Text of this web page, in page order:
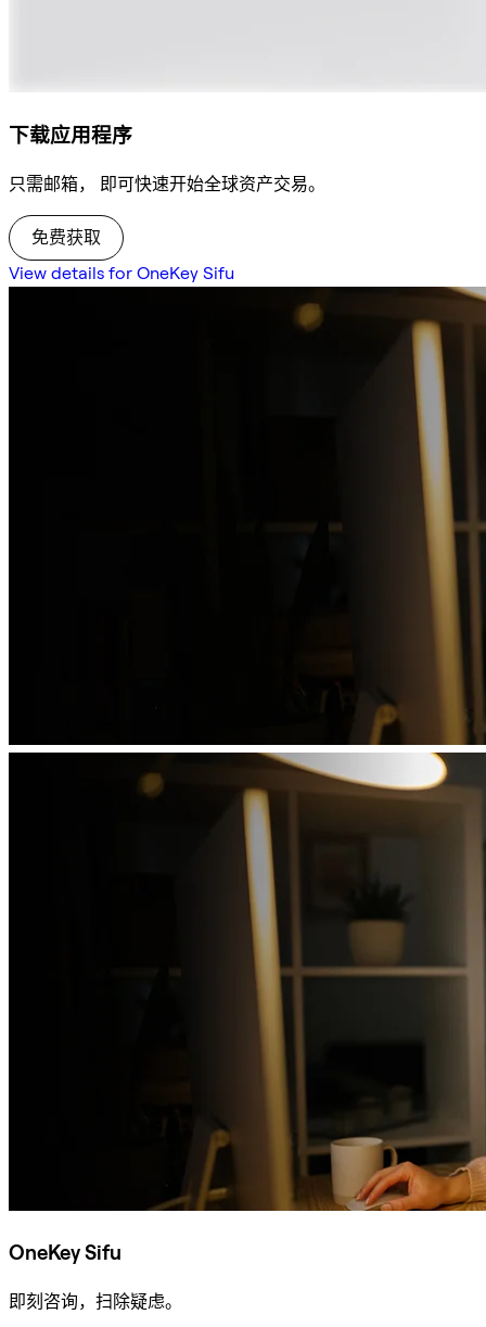
下载应用程序
只需邮箱， 即可快速开始全球资产交易。
免费获取
View details for OneKey Sifu
OneKey Sifu
即刻咨询，扫除疑虑。